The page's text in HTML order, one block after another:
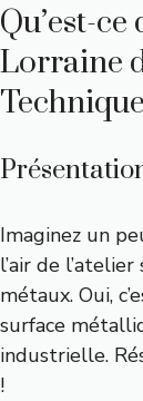
Qu’est-
Lorraine
Imaginez un
l’air de
métaux. Oui,
surface
industrielle.
!